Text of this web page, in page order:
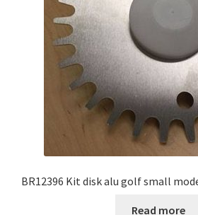
BR12396 Kit disk alu golf small
Read more